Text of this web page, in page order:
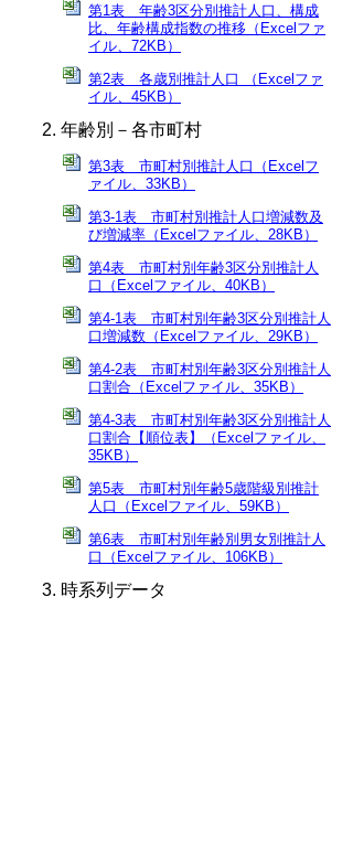
第1表 年齢3区分別推計人口、構成
比、年齢構成指数の推移（Excelファ
イル、72KB）
第2表 各歳別推計人口 （Excelファ
イル、45KB）
年齢別－各市町村
第3表 市町村別推計人口（Excelフ
ァイル、33KB）
第3-1表 市町村別推計人口増減数及
び増減率（Excelファイル、28KB）
第4表 市町村別年齢3区分別推計人
口（Excelファイル、40KB）
第4-1表 市町村別年齢3区分別推計人
口増減数（Excelファイル、29KB）
第4-2表 市町村別年齢3区分別推計人
口割合（Excelファイル、35KB）
第4-3表 市町村別年齢3区分別推計人
口割合【順位表】（Excelファイル、
35KB）
第5表 市町村別年齢5歳階級別推計
人口（Excelファイル、59KB）
第6表 市町村別年齢別男女別推計人
口（Excelファイル、106KB）
時系列データ